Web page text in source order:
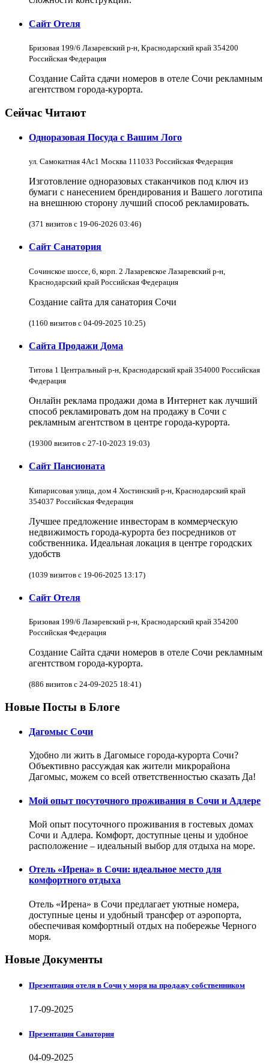
Сайт Отеля
Бризовая 199/6 Лазаревский р-н, Краснодарский край 354200
Российская Федерация
Создание Сайта сдачи номеров в отеле Сочи рекламным
агентством города-курорта.
Сейчас Читают
Одноразовая Посуда с Вашим Лого
ул. Самокатная 4Ас1 Москва 111033 Российская Федерация
Изготовление одноразовых стаканчиков под ключ из
бумаги с нанесением брендирования и Вашего логотипа
на внешнюю сторону лучший способ рекламировать.
(371 визитов с 19-06-2026 03:46)
Сайт Санатория
Сочинское шоссе, 6, корп. 2 Лазаревское Лазаревский р-н,
Краснодарский край Российская Федерация
Создание сайта для санатория Сочи
(1160 визитов с 04-09-2025 10:25)
Сайта Продажи Дома
Титова 1 Центральный р-н, Краснодарский край 354000 Российская
Федерация
Онлайн реклама продажи дома в Интернет как лучший
способ рекламировать дом на продажу в Сочи с
рекламным агентством в центре города-курорта.
(19300 визитов с 27-10-2023 19:03)
Сайт Пансионата
Кипарисовая улица, дом 4 Хостинский р-н, Краснодарский край
354037 Российская Федерация
Лучшее предложение инвесторам в коммерческую
недвижимость города-курорта без посредников от
собственника. Идеальная локация в центре городских
удобств
(1039 визитов с 19-06-2025 13:17)
Сайт Отеля
Бризовая 199/6 Лазаревский р-н, Краснодарский край 354200
Российская Федерация
Создание Сайта сдачи номеров в отеле Сочи рекламным
агентством города-курорта.
(886 визитов с 24-09-2025 18:41)
Новые Посты в Блоге
Дагомыс Сочи
Удобно ли жить в Дагомысе города-курорта Сочи?
Объективно рассуждая как жители микрорайона
Дагомыс, можем со всей ответственностью сказать Да!
Мой опыт посуточного проживания в Сочи и Адлере
Мой опыт посуточного проживания в гостевых домах
Сочи и Адлера. Комфорт, доступные цены и удобное
расположение – идеальный выбор для отдыха на море.
Отель «Ирена» в Сочи: идеальное место для
комфортного отдыха
Отель «Ирена» в Сочи предлагает уютные номера,
доступные цены и удобный трансфер от аэропорта,
обеспечивая комфортный отдых на побережье Черного
моря.
Новые Документы
Презентация отеля в Сочи у моря на продажу собственником
17-09-2025
Презентация Санатория
04-09-2025